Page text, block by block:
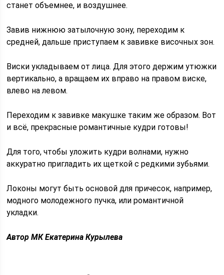
станет объемнее, и воздушнее.
Завив нижнюю затылочную зону, переходим к
средней, дальше приступаем к завивке височных зон.
Виски укладываем от лица. Для этого держим утюжки
вертикально, а вращаем их вправо на правом виске,
влево на левом.
Переходим к завивке макушке таким же образом. Вот
и всё, прекрасные романтичные кудри готовы!
Для того, чтобы уложить кудри волнами, нужно
аккуратно пригладить их щеткой с редкими зубьями.
Локоны могут быть основой для причесок, например,
модного молодежного пучка, или романтичной
укладки.
Автор МК Екатерина Курылева